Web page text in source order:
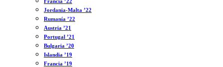
Jordania-Malta ’22
Rumanía ’22
Austria ’21
Portugal ’21
Bulgaria ’20
Islandia ’19
Francia ’19